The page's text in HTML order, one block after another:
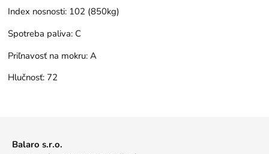
Index nosnosti: 102 (850kg)
Spotreba paliva: C
Priľnavosť na mokru: A
Hlučnosť: 72
Balaro s.r.o.